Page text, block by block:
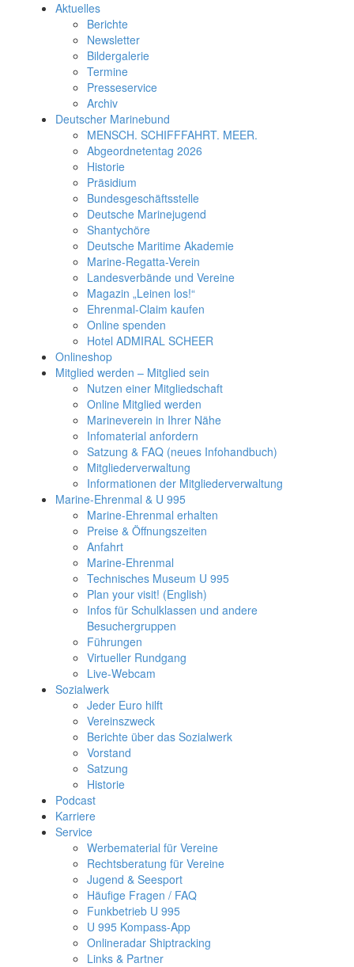
Aktuelles
Berichte
Newsletter
Bildergalerie
Termine
Presseservice
Archiv
Deutscher Marinebund
MENSCH. SCHIFFFAHRT. MEER.
Abgeordnetentag 2026
Historie
Präsidium
Bundesgeschäftsstelle
Deutsche Marinejugend
Shantychöre
Deutsche Maritime Akademie
Marine-Regatta-Verein
Landesverbände und Vereine
Magazin „Leinen los!“
Ehrenmal-Claim kaufen
Online spenden
Hotel ADMIRAL SCHEER
Onlineshop
Mitglied werden – Mitglied sein
Nutzen einer Mitgliedschaft
Online Mitglied werden
Marineverein in Ihrer Nähe
Infomaterial anfordern
Satzung & FAQ (neues Infohandbuch)
Mitgliederverwaltung
Informationen der Mitgliederverwaltung
Marine-Ehrenmal & U 995
Marine-Ehrenmal erhalten
Preise & Öffnungszeiten
Anfahrt
Marine-Ehrenmal
Technisches Museum U 995
Plan your visit! (English)
Infos für Schulklassen und andere
Besuchergruppen
Führungen
Virtueller Rundgang
Live-Webcam
Sozialwerk
Jeder Euro hilft
Vereinszweck
Berichte über das Sozialwerk
Vorstand
Satzung
Historie
Podcast
Karriere
Service
Werbematerial für Vereine
Rechtsberatung für Vereine
Jugend & Seesport
Häufige Fragen / FAQ
Funkbetrieb U 995
U 995 Kompass-App
Onlineradar Shiptracking
Links & Partner